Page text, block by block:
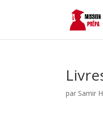
par Samir